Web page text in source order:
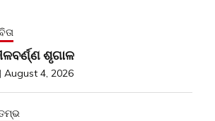
ଶୃଗାଳ
August 4, 2026